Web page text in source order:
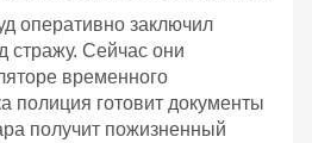
оперативно заключил
стражу. Сейчас они
временного
полиция готовит документы
получит пожизненный